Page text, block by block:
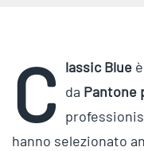
C lassic Blue
da Pantone
hanno selezionato